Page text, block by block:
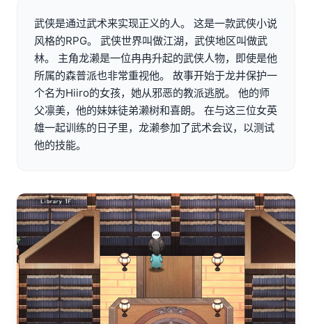
武侠是通过武术来实现正义的人。 这是一款武侠小说
风格的RPG。 武侠世界叫做江湖，武侠地区叫做武
林。 主角龙濑是一位冉冉升起的武侠人物，即使是他
所属的森普派也非常重视他。 故事开始于龙井保护一
个名为Hiiro的女孩，她从邪恶的教派逃脱。 他的师
父凛美，他的妹妹徒弟濑树和喜朗。 在与这三位女英
雄一起训练的日子里，龙濑参加了武术会议，以测试
他的技能。